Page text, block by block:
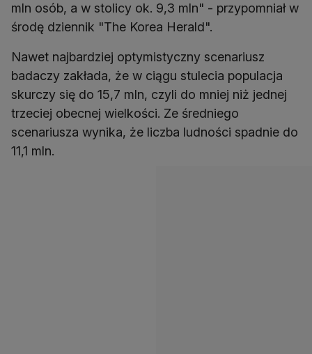
mln osób, a w stolicy ok. 9,3 mln" - przypomniał w
środę dziennik "The Korea Herald".
Nawet najbardziej optymistyczny scenariusz
badaczy zakłada, że w ciągu stulecia populacja
skurczy się do 15,7 mln, czyli do mniej niż jednej
trzeciej obecnej wielkości. Ze średniego
scenariusza wynika, że liczba ludności spadnie do